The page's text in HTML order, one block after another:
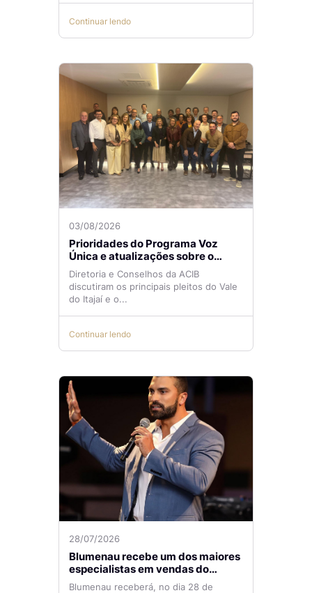
Continuar lendo
03/08/2026
Prioridades do Programa Voz
Única e atualizações sobre o
Aeroporto de Navegantes são
temas de reunião na ACIB
Diretoria e Conselhos da ACIB
discutiram os principais pleitos do Vale
do Itajaí e o...
Continuar lendo
28/07/2026
Blumenau recebe um dos maiores
especialistas em vendas do
mercado imobiliário
Blumenau receberá, no dia 28 de